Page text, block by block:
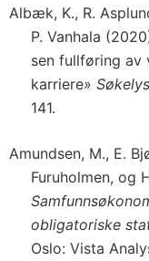
Albæk, K., R.
P. Vanhala
sen fullføring av
karriere»
141.
Amundsen, M., E.
Furuholmen, og
obligatoriske
Oslo: Vista